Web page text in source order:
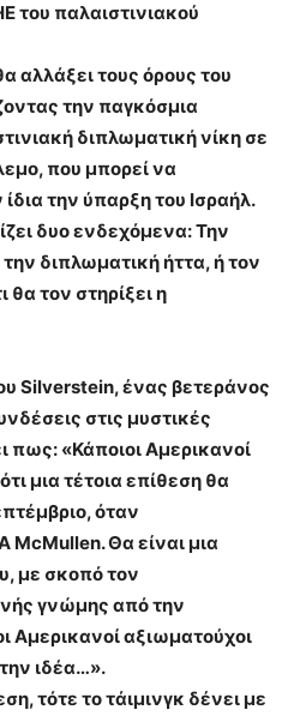
του παλαιστινιακού
αλλάξει τους όρους του
την παγκόσμια
διπλωματική νίκη σε
που μπορεί να
την ύπαρξη του Ισραήλ.
δυο ενδεχόμενα: Την
διπλωματική ήττα, ή τον
θα τον στηρίξει η
Silverstein, ένας βετεράνος
στις μυστικές
πως: «Κάποιοι Αμερικανοί
μια τέτοια επίθεση θα
όταν
Θα είναι μια
με σκοπό τον
γνώμης από την
Αμερικανοί αξιωματούχοι
ιδέα…».
τότε το τάιμινγκ δένει με